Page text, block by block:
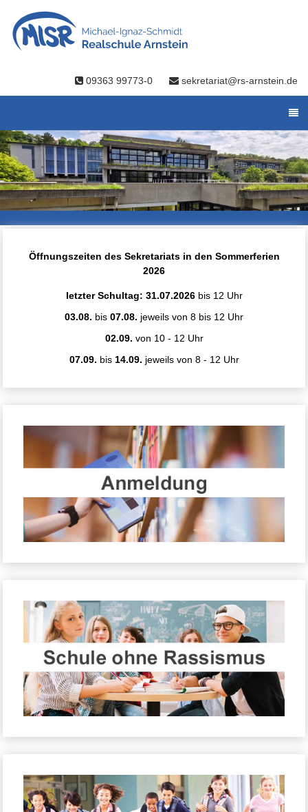
09363 99773-0 sekretariat@rs-arnstein.de
Öffnungszeiten des Sekretariats in den Sommerferien
2026
letzter Schultag: 31.07.2026 bis 12 Uhr
03.08. bis 07.08. jeweils von 8 bis 12 Uhr
02.09. von 10 - 12 Uhr
07.09. bis 14.09. jeweils von 8 - 12 Uhr